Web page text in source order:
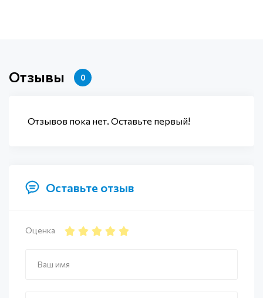
Отзывы 0
Отзывов пока нет. Оставьте первый!
Оставьте отзыв
Оценка